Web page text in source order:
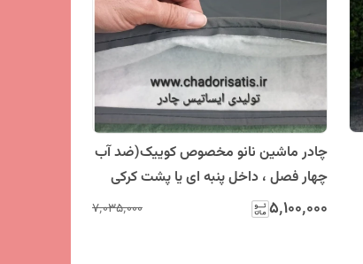
چادر ماشین نانو مخصوص کوییک(ضد آب
چهار فصل ، داخل پنبه ای یا پشت کرکی
ضدخش)( و 2 سال ضمانت مقاومت در
۵٬۱۰۰٬۰۰۰ ۷٬۰۳۵٬۰۰۰